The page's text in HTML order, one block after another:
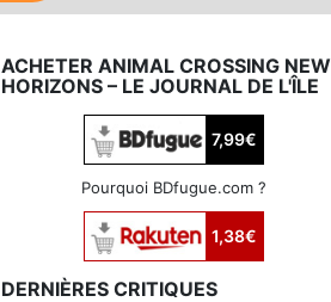
ACHETER ANIMAL CROSSING NEW
HORIZONS – LE JOURNAL DE L'ÎLE
7,99€
Pourquoi BDfugue.com ?
1,38€
DERNIÈRES CRITIQUES